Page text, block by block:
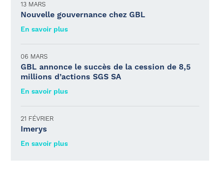
13 MARS
Nouvelle gouvernance chez GBL
En savoir plus
06 MARS
GBL annonce le succès de la cession de 8,5
millions d’actions SGS SA
En savoir plus
21 FÉVRIER
Imerys
En savoir plus